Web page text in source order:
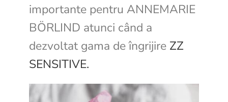
importante pentru ANNEMARIE
BÖRLIND atunci când a
dezvoltat gama de îngrijire ZZ
SENSITIVE.